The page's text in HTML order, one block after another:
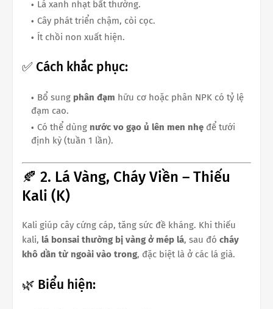
Lá xanh nhạt bất thường.
Cây phát triển chậm, còi cọc.
Ít chồi non xuất hiện.
✅ Cách khắc phục:
Bổ sung phân đạm hữu cơ hoặc phân NPK có tỷ lệ
đạm cao.
Có thể dùng nước vo gạo ủ lên men nhẹ để tưới
định kỳ (tuần 1 lần).
🍂 2. Lá Vàng, Cháy Viền – Thiếu
Kali (K)
Kali giúp cây cứng cáp, tăng sức đề kháng. Khi thiếu
kali, lá bonsai thường bị vàng ở mép lá, sau đó cháy
khô dần từ ngoài vào trong, đặc biệt là ở các lá già.
🌿 Biểu hiện: